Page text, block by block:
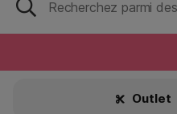
Outlet